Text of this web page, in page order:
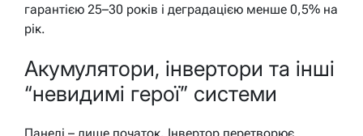
гарантією 25–30 років і деградацією менше 0,5% на
рік.
Акумулятори, інвертори та інші
“невидимі герої” системи